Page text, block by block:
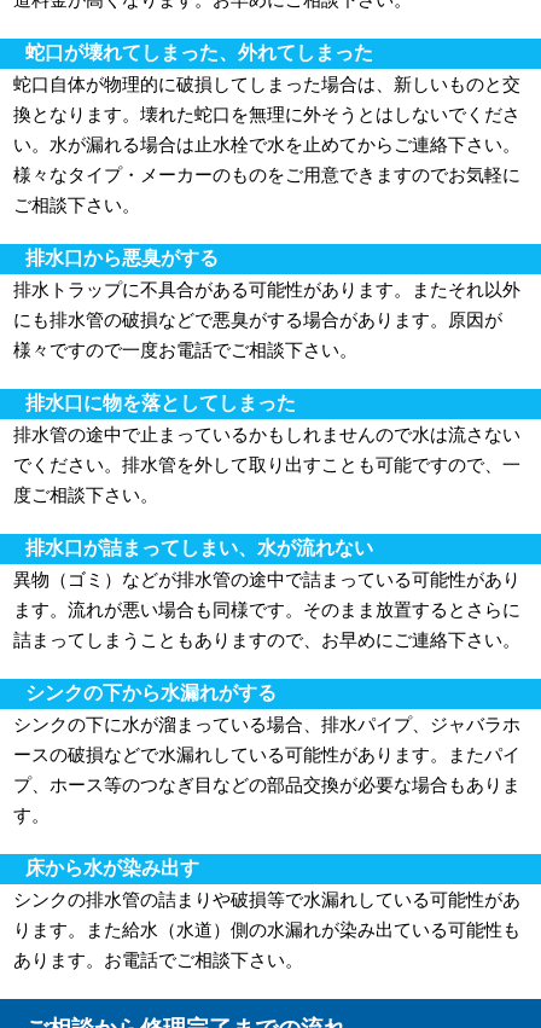
蛇口が壊れてしまった、外れてしまった
蛇口自体が物理的に破損してしまった場合は、新しいものと交
換となります。壊れた蛇口を無理に外そうとはしないでくださ
い。水が漏れる場合は止水栓で水を止めてからご連絡下さい。
様々なタイプ・メーカーのものをご用意できますのでお気軽に
ご相談下さい。
排水口から悪臭がする
排水トラップに不具合がある可能性があります。またそれ以外
にも排水管の破損などで悪臭がする場合があります。原因が
様々ですので一度お電話でご相談下さい。
排水口に物を落としてしまった
排水管の途中で止まっているかもしれませんので水は流さない
でください。排水管を外して取り出すことも可能ですので、一
度ご相談下さい。
排水口が詰まってしまい、水が流れない
異物（ゴミ）などが排水管の途中で詰まっている可能性があり
ます。流れが悪い場合も同様です。そのまま放置するとさらに
詰まってしまうこともありますので、お早めにご連絡下さい。
シンクの下から水漏れがする
シンクの下に水が溜まっている場合、排水パイプ、ジャバラホ
ースの破損などで水漏れしている可能性があります。またパイ
プ、ホース等のつなぎ目などの部品交換が必要な場合もありま
す。
床から水が染み出す
シンクの排水管の詰まりや破損等で水漏れしている可能性があ
ります。また給水（水道）側の水漏れが染み出ている可能性も
あります。お電話でご相談下さい。